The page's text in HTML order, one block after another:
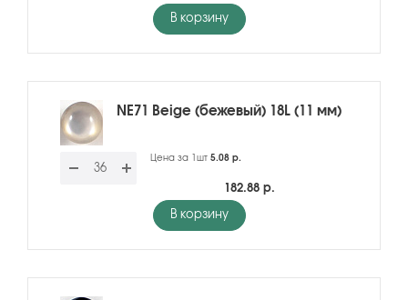
В корзину
NE71 Beige (бежевый) 18L (11 мм)
Цена за 1шт 5.08 р.
182.88 р.
В корзину